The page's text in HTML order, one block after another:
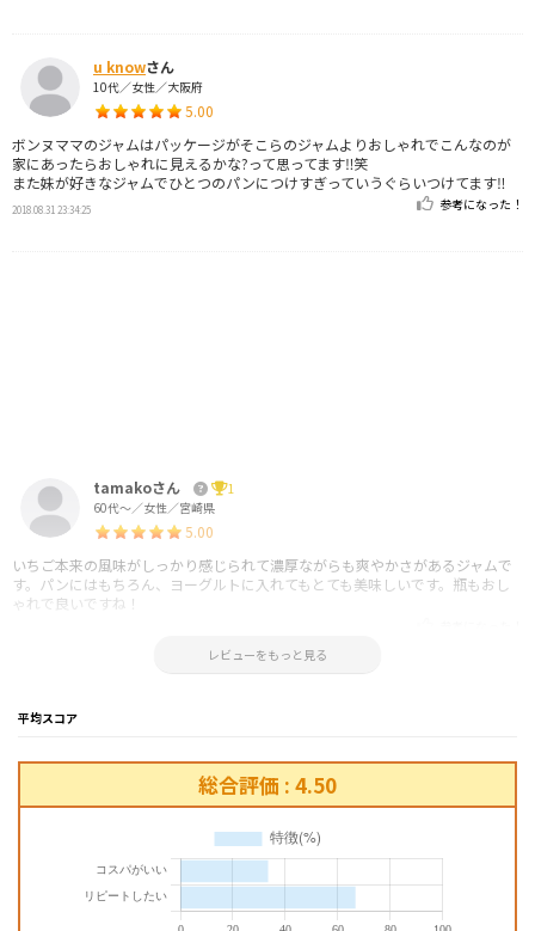
u knowさん
10代／女性／大阪府
5.00
ボンヌママのジャムはパッケージがそこらのジャムよりおしゃれでこんなのが
家にあったらおしゃれに見えるかな?って思ってます‼️笑
また妹が好きなジャムでひとつのパンにつけすぎっていうぐらいつけてます‼️
2018.08.31 23:34:25 参考になった！
tamakoさん
1
60代～／女性／宮崎県
5.00
いちご本来の風味がしっかり感じられて濃厚ながらも爽やかさがあるジャムで
す。パンにはもちろん、ヨーグルトに入れてもとても美味しいです。瓶もおし
ゃれで良いですね！
レビューをもっと見る
平均スコア
総合評価 : 4.50